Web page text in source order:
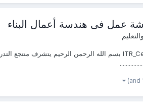
عمل فى هندسة أعمال البناء